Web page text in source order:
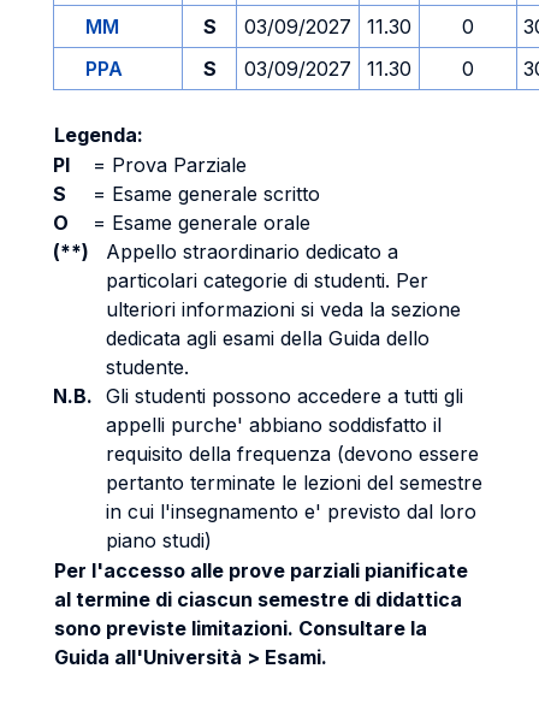
MM S 03/09/2027 11.30 0
PPA
S 03/09/2027 11.30 0
Legenda:
PI
= Prova Parziale
S
= Esame generale scritto
O
= Esame generale orale
(**)
Appello straordinario dedicato a
particolari categorie di studenti. Per
ulteriori informazioni si veda la sezione
dedicata agli esami della Guida dello
studente.
N.B. Gli studenti possono accedere a tutti gli
appelli purche' abbiano soddisfatto il
requisito della frequenza (devono essere
pertanto terminate le lezioni del semestre
in cui l'insegnamento e' previsto dal loro
piano studi)
Per l'accesso alle prove parziali pianificate
al termine di ciascun semestre di didattica
sono previste limitazioni. Consultare la
Guida all'Università > Esami.